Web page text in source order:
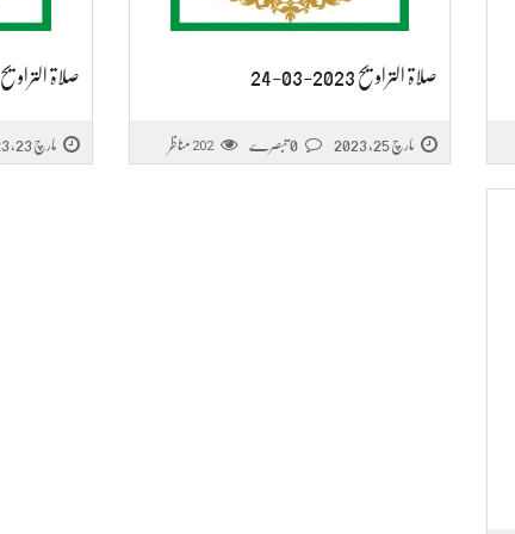
صلاۃ التراویح 2023-03-24
مارچ 25, 2023 202 مناظر
صلاۃ التراویح 2023-03-23
مارچ 23, 2023